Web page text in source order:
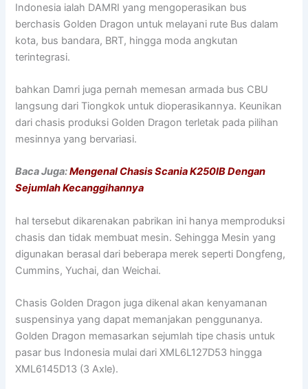
Indonesia ialah DAMRI yang mengoperasikan bus
berchasis Golden Dragon untuk melayani rute Bus dalam
kota, bus bandara, BRT, hingga moda angkutan
terintegrasi.
bahkan Damri juga pernah memesan armada bus CBU
langsung dari Tiongkok untuk dioperasikannya. Keunikan
dari chasis produksi Golden Dragon terletak pada pilihan
mesinnya yang bervariasi.
Baca Juga:Mengenal Chasis Scania K250IB Dengan
Sejumlah Kecanggihannya
hal tersebut dikarenakan pabrikan ini hanya memproduksi
chasis dan tidak membuat mesin. Sehingga Mesin yang
digunakan berasal dari beberapa merek seperti Dongfeng,
Cummins, Yuchai, dan Weichai.
Chasis Golden Dragon juga dikenal akan kenyamanan
suspensinya yang dapat memanjakan penggunanya.
Golden Dragon memasarkan sejumlah tipe chasis untuk
pasar bus Indonesia mulai dari XML6L127D53 hingga
XML6145D13 (3 Axle).